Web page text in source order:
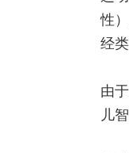
性
经
由
儿